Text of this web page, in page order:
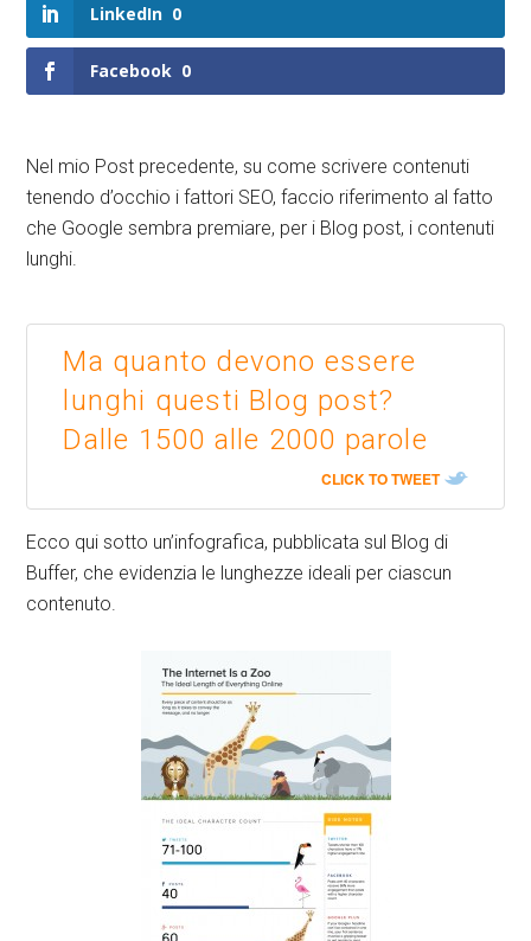
LinkedIn 0
Facebook 0
Nel mio Post precedente, su come scrivere contenuti
tenendo d’occhio i fattori SEO, faccio riferimento al fatto
che Google sembra premiare, per i Blog post, i contenuti
lunghi.
Ma quanto devono essere
lunghi questi Blog post?
Dalle 1500 alle 2000 parole
CLICK TO TWEET
Ecco qui sotto un’infografica, pubblicata sul Blog di
Buffer, che evidenzia le lunghezze ideali per ciascun
contenuto.